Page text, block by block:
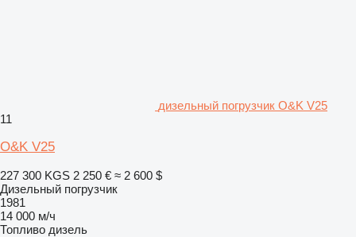
дизельный погрузчик O&K V25
11
O&K V25
227 300 KGS 2 250 € ≈ 2 600 $
Дизельный погрузчик
1981
14 000 м/ч
Топливо дизель